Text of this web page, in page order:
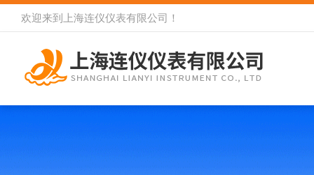
欢迎来到 上海连仪仪表有限公司 ！